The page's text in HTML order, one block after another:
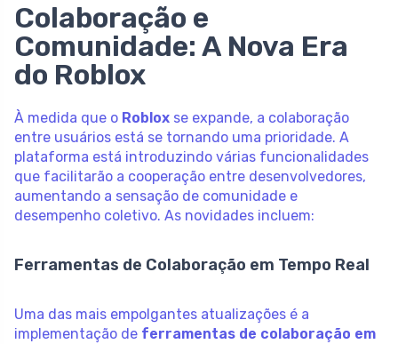
Colaboração e
Comunidade: A Nova Era
do Roblox
À medida que o Roblox se expande, a colaboração
entre usuários está se tornando uma prioridade. A
plataforma está introduzindo várias funcionalidades
que facilitarão a cooperação entre desenvolvedores,
aumentando a sensação de comunidade e
desempenho coletivo. As novidades incluem:
Ferramentas de Colaboração em Tempo Real
Uma das mais empolgantes atualizações é a
implementação de ferramentas de colaboração em